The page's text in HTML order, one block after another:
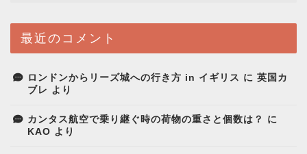
最近のコメント
ロンドンからリーズ城への行き方 in イギリス に 英国カ
ブレ より
カンタス航空で乗り継ぐ時の荷物の重さと個数は？
に
KAO より